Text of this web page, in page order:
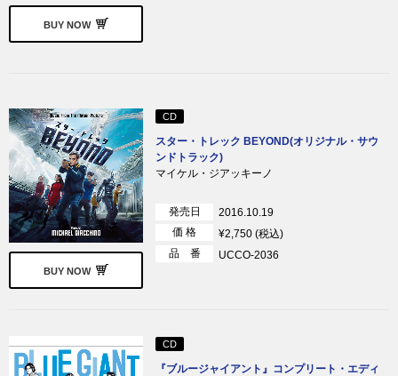
BUY NOW
BUY NOW
CD
スター・トレック BEYOND(オリジナル・サウ
ンドトラック)
マイケル・ジアッキーノ
発売日
2016.10.19
価 格
¥2,750 (税込)
品 番
UCCO-2036
CD
『ブルージャイアント』コンプリート・エディ